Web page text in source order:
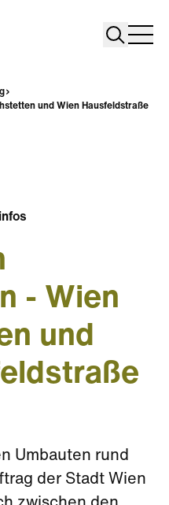
Search
und Wien Hausfeldstraße
- Wien
und
Umbauten rund
der Stadt Wien